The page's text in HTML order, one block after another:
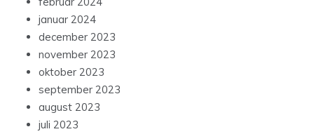
januar 2024
december 2023
november 2023
oktober 2023
september 2023
august 2023
juli 2023